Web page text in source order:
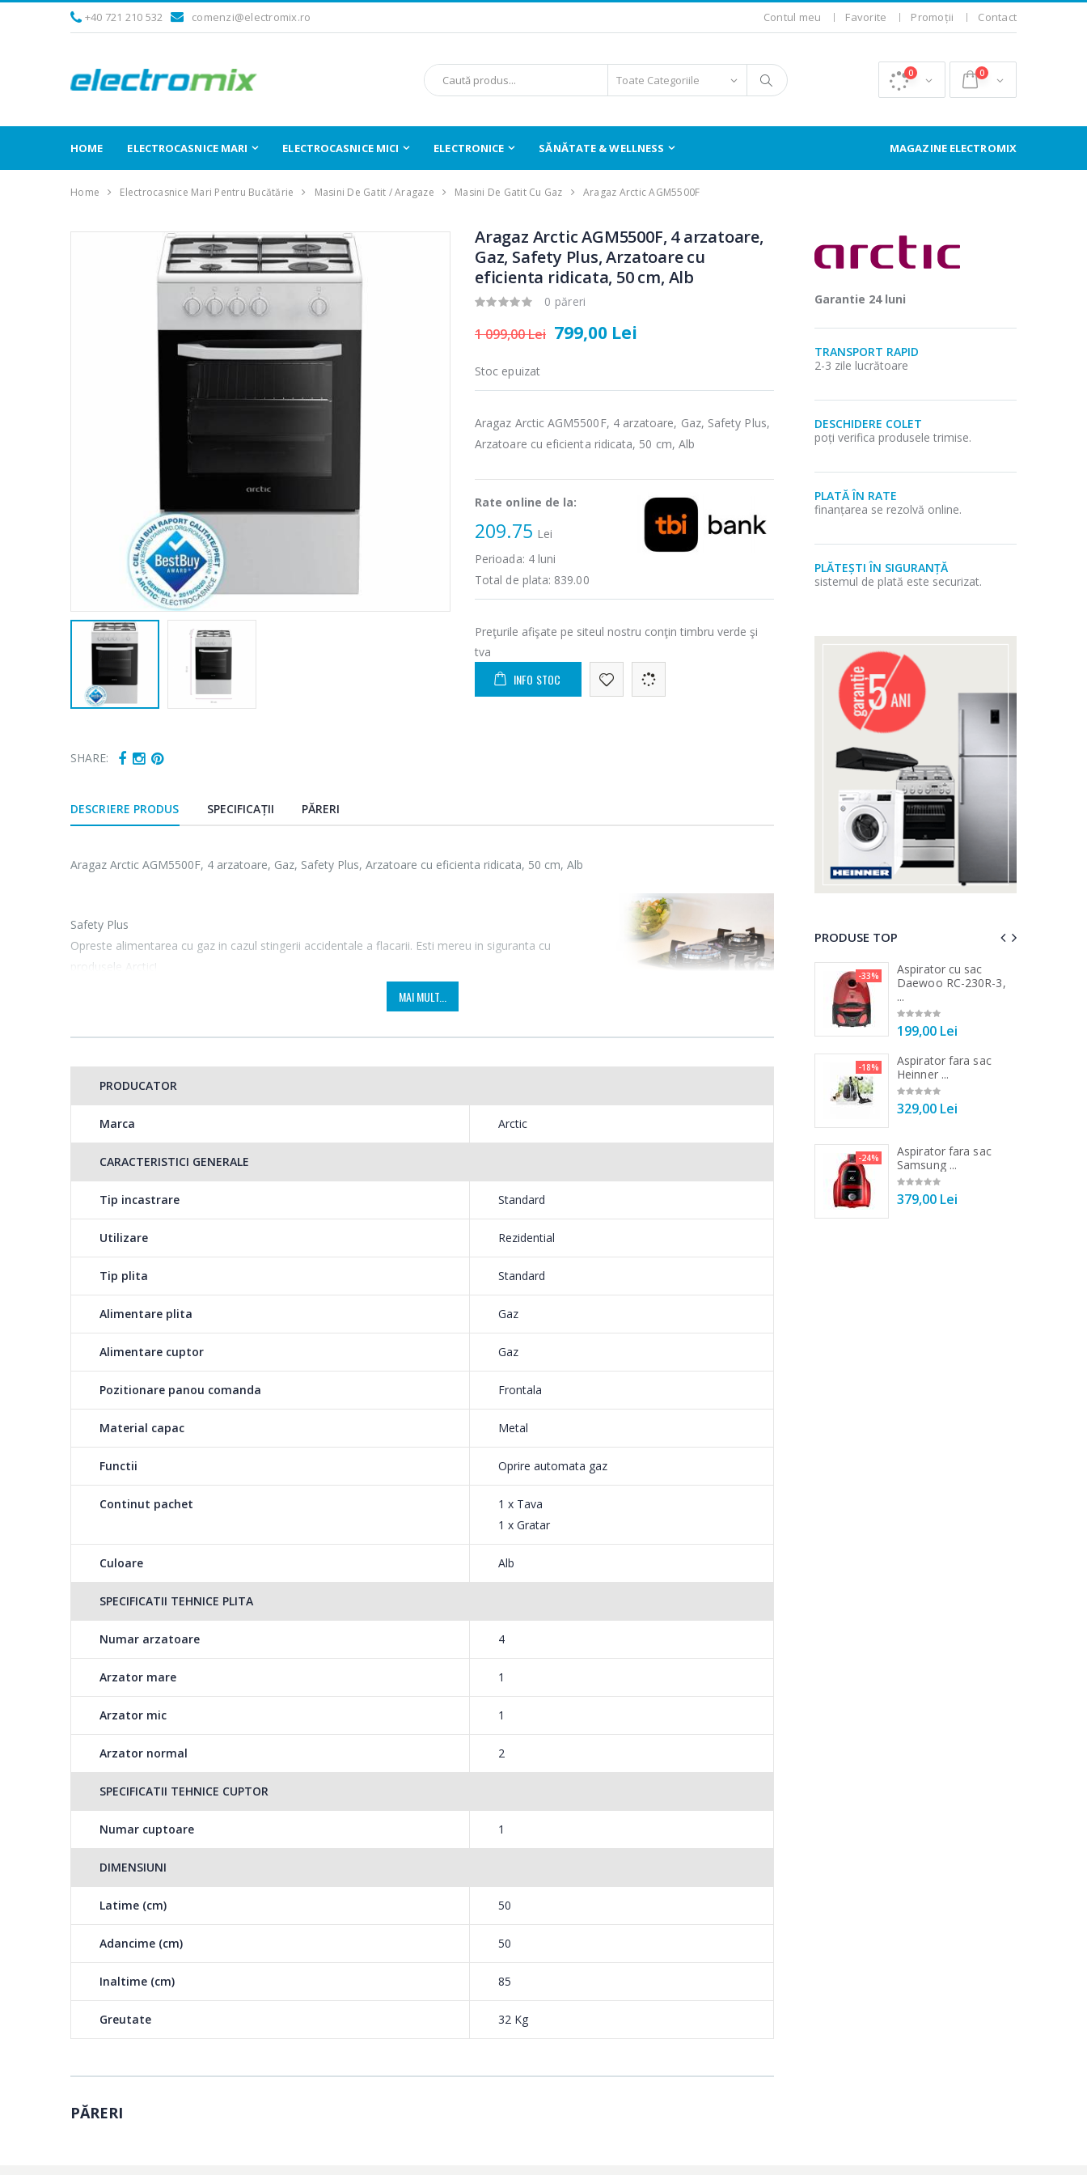
+40 721 210 532 comenzi@electromix.ro Contul meu Favorite Promoții Contact
0 0
HOME ELECTROCASNICE MARI ELECTROCASNICE MICI ELECTRONICE SĂNĂTATE & WELLNESS MAGAZINE ELECTROMIX
Home Electrocasnice Mari Pentru Bucătărie Masini De Gatit / Aragaze Masini De Gatit Cu Gaz Aragaz Arctic AGM5500F
SHARE:
Aragaz Arctic AGM5500F, 4 arzatoare,
Gaz, Safety Plus, Arzatoare cu
eficienta ridicata, 50 cm, Alb
0 păreri
1 099,00 Lei 799,00 Lei
Stoc epuizat
Aragaz Arctic AGM5500F, 4 arzatoare, Gaz, Safety Plus,
Arzatoare cu eficienta ridicata, 50 cm, Alb
Rate online de la:
209.75 Lei
Perioada: 4luni
Total de plata: 839.00
Preţurile afişate pe siteul nostru conţin timbru verde şi
tva
INFO STOC
DESCRIERE PRODUS SPECIFICAȚII PĂRERI
Aragaz Arctic AGM5500F, 4 arzatoare, Gaz, Safety Plus, Arzatoare cu eficienta ridicata, 50 cm, Alb
Safety Plus
Opreste alimentarea cu gaz in cazul stingerii accidentale a flacarii. Esti mereu in siguranta cu
produsele Arctic!
MAI MULT...
PRODUCATOR
Marca Arctic
CARACTERISTICI GENERALE
Tip incastrare Standard
Utilizare Rezidential
Tip plita Standard
Alimentare plita Gaz
Alimentare cuptor Gaz
Pozitionare panou comanda Frontala
Material capac Metal
Functii Oprire automata gaz
Continut pachet
1 x Tava
1 x Gratar
Culoare Alb
SPECIFICATII TEHNICE PLITA
Numar arzatoare 4
Arzator mare 1
Arzator mic 1
Arzator normal 2
SPECIFICATII TEHNICE CUPTOR
Numar cuptoare 1
DIMENSIUNI
Latime (cm) 50
Adancime (cm) 50
Inaltime (cm) 85
Greutate 32 Kg
PĂRERI
Garantie 24 luni
TRANSPORT RAPID
2-3 zile lucrătoare
DESCHIDERE COLET
poți verifica produsele trimise.
PLATĂ ÎN RATE
finanțarea se rezolvă online.
PLĂTEȘTI ÎN SIGURANȚĂ
sistemul de plată este securizat.
PRODUSE TOP
-33%
799,00 Lei
89,00 Lei
Masina de tocat carne
-33%
199,00 Lei
-33%
Aspirator cu sac
Daewoo RC-230R-3,
...
199,00 Lei
-18%
Aspirator fara sac
Heinner ...
329,00 Lei
-24%
Aspirator fara sac
Samsung ...
379,00 Lei